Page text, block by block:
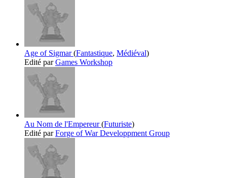
Age of Sigmar(Fantastique, Médiéval)
Edité parGames Workshop
Au Nom de l'Empereur(Futuriste)
Edité parForge of War Developpment Group